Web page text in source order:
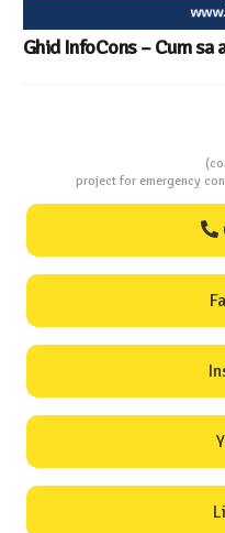
Ghid InfoCons – Cum sa
project for emergency